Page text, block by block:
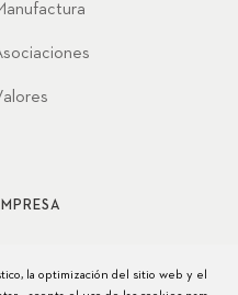
la optimización del sitio web y el